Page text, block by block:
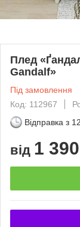
Плед
Gandalf»
Під замовлення
Код: 112967
Відправка з
від 1 390